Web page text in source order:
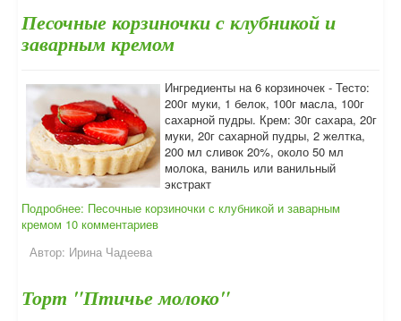
Песочные корзиночки с клубникой и
заварным кремом
Ингредиенты на 6 корзиночек - Тесто:
200г муки, 1 белок, 100г масла, 100г
сахарной пудры. Крем: 30г сахара, 20г
муки, 20г сахарной пудры, 2 желтка,
200 мл сливок 20%, около 50 мл
молока, ваниль или ванильный
экстракт
Подробнее: Песочные корзиночки с клубникой и заварным
кремом 10 комментариев
Автор: Ирина Чадеева
Торт "Птичье молоко"